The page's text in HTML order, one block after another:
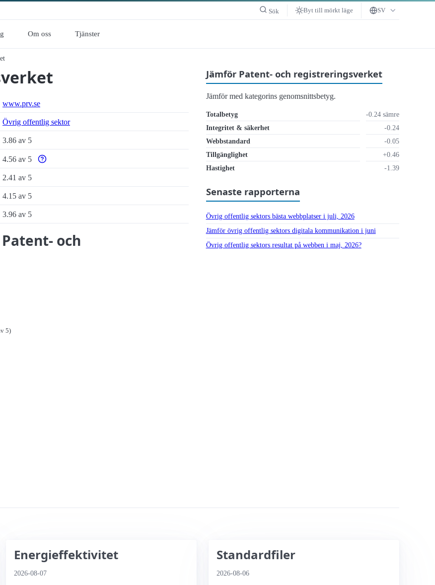
Sök Byt till mörkt läge SV
Om oss Tjänster
www.prv.se
Övrig offentlig sektor
3.86 av 5
4.56 av 5
Varför enbart automatiska tillgänglighetstester är otillräckligt
2.41 av 5
4.15 av 5
3.96 av 5
och
5)
Jämför Patent- och registreringsverket
Jämför med kategorins genomsnittsbetyg.
Totalbetyg
-0.24 sämre
Integritet & säkerhet
-0.24
Webbstandard
-0.05
Tillgänglighet
+0.46
Hastighet
-1.39
Senaste rapporterna
Övrig offentlig sektors bästa webbplatser i juli, 2026
Jämför övrig offentlig sektors digitala kommunikation i juni
Övrig offentlig sektors resultat på webben i maj, 2026?
Energieffektivitet
2026-08-07
Standardfiler
2026-08-06